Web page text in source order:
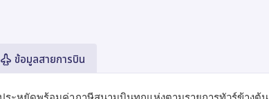
ข้อมูลสายการบิน